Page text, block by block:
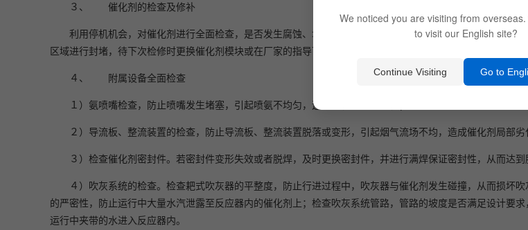
３、 催化剂的检查及修补
利用停机机会，对催化剂进行全面检查，是否发生腐蚀、堵塞或损坏。若催化剂局部发生损坏，需及时订
区域进行封堵，待下次检修时更换催化剂模块或在厂家的指导下更换部分催化剂小单元。
４、 附属设备全面检查
１）氨喷嘴检查，防止喷嘴发生堵塞，引起喷氨不均匀，造成催化剂局部劣化；
２）导流板、整流装置的检查，防止导流板、整流装置脱落或变形，引起烟气流场不均，造成催化剂局部劣
３）检查催化剂密封件。若密封件变形失效或者脱焊，及时更换密封件，并进行满焊保证密封性，从而达到
４）吹灰系统的检查。检查耙式吹灰器的平整度，防止行进过程中，吹灰器与催化剂发生碰撞，从而损坏
的严密性，防止运行中大量水汽泄露至反应器内的催化剂上；检查吹灰系统管路，管路的坡度是否满足设计要
运行中夹带的水进入反应器内。
We noticed you are visiting from
to visit our English site?
Continue Visiting Go to